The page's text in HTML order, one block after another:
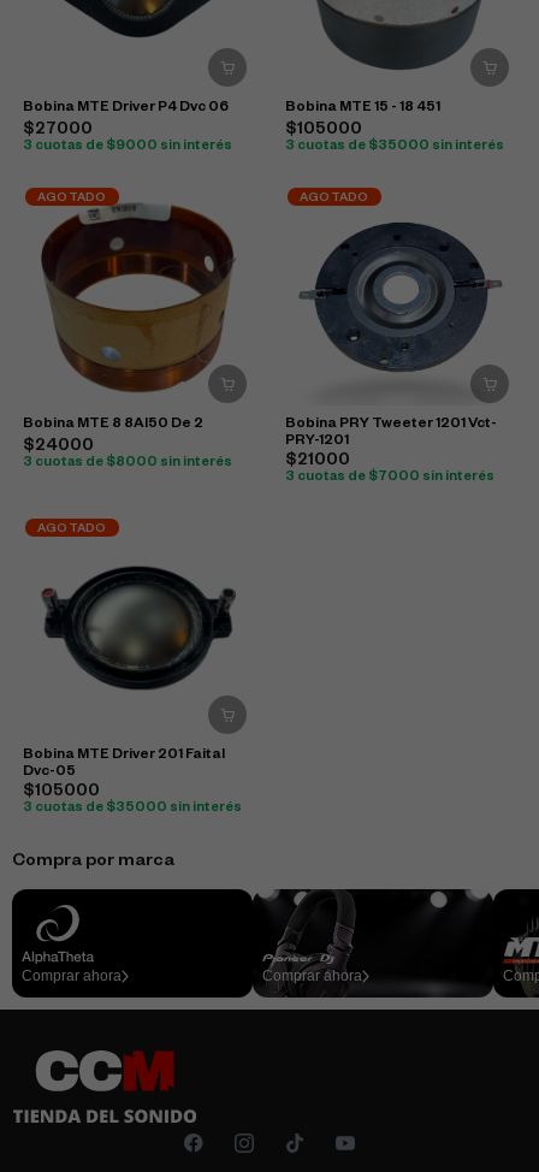
Bobina MTE Driver P4 Dvc 06
$27000
3 cuotas de $9000 sin interés
Bobina MTE 15 - 18 451
$105000
3 cuotas de $35000 sin interés
AGOTADO
Bobina MTE 8 8Al50 De 2
$24000
3 cuotas de $8000 sin interés
AGOTADO
Bobina PRY Tweeter 1201 Vct-
PRY-1201
$21000
3 cuotas de $7000 sin interés
AGOTADO
Bobina MTE Driver 201 Faital
Dvc-05
$105000
3 cuotas de $35000 sin interés
Compra por marca
Comprar ahora Comprar ahora